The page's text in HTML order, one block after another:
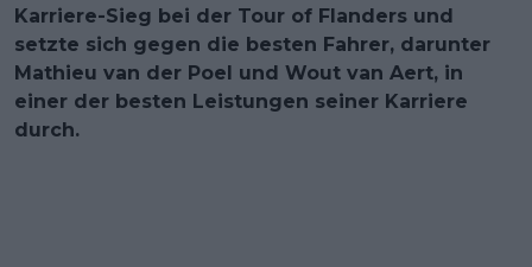
Karriere-Sieg bei der Tour of Flanders und
setzte sich gegen die besten Fahrer, darunter
Mathieu van der Poel und Wout van Aert, in
einer der besten Leistungen seiner Karriere
durch.